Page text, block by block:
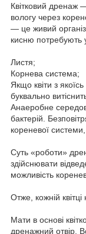
Квітковий дренаж
вологу через
— це живий
кисню потребують
Листя;
Корнева система;
Якщо квіти з
буквально
Анаеробне
бактерій.
кореневої системи,
Суть «роботи»
здійснювати
можливість
Отже, кожній квітці
Мати в основі
дренажний отвір.